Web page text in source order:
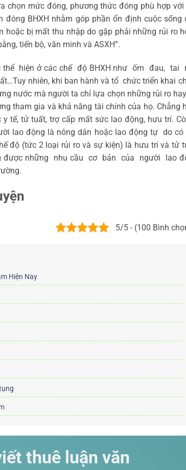
chọn mức đóng, phương thức đóng phù hợp với
BHXH nhằm góp phần ổn định cuộc sống
bị mất thu nhập do gặp phải những rủi ro
tiến bộ, văn minh và ASXH”.
thể hiện ở các chế độ BHXH như ốm đau, tai
nhiên, khi ban hành và tổ chức triển khai
nước mà người ta chỉ lựa chọn những rủi ro
tham gia và khả năng tài chính của họ. Chẳng
tế, tử tuất, trợ cấp mất sức lao động, hưu trí.
lao động là nông dân hoặc lao động tự do có
độ (tức 2 loại rủi ro và sự kiện) là hưu trí và tử
được những nhu cầu cơ bản của người lao
5/5 - (100 Bình
Hiện Nay
thuê luận văn